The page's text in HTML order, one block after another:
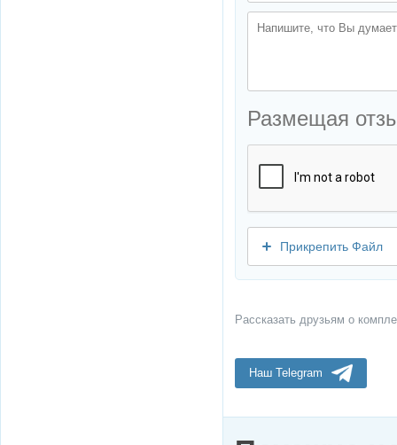
Размещая
Прикрепить Файл
Рассказать друзьям о
Наш Telegram